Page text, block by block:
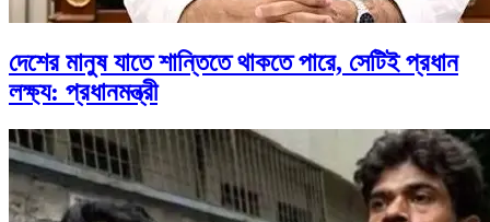
দেশের মানুষ যাতে শান্তিতে থাকতে পারে, সেটিই প্রধান
লক্ষ্য: প্রধানমন্ত্রী